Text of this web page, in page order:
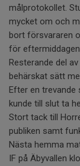
målprotokollet.
mycket om och
bort försvararen
för
Resterande del
behärskat sätt
Efter en trevande
kunde till slut ta
Stort tack till
publiken samt
Nästa hemma
IF på Äbyvallen